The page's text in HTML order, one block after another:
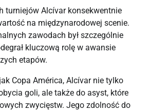
turniejów Alcívar konsekwentnie
na międzynarodowej scenie.
zawodach był szczególnie
kluczową rolę w awansie
etapów.
Copa América, Alcívar nie tylko
goli, ale także do asyst, które
zwycięstw. Jego zdolność do